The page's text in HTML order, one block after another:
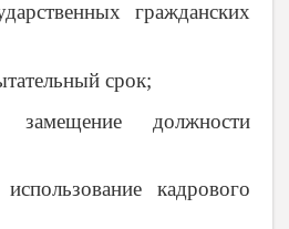
гражданских
срок;
должности
кадрового